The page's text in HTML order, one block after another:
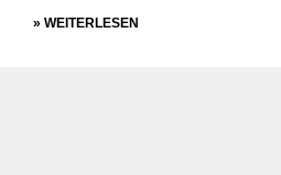
» WEITERLESEN